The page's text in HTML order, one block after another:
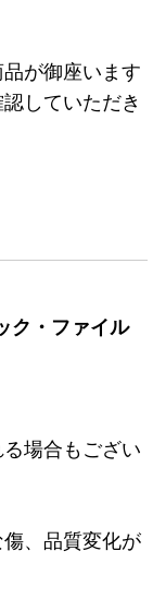
が御座います
していただき
ク・ファイル
場合もござい
、品質変化が